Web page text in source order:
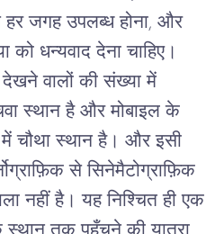
हर जगह उपलब्ध होना, और
को धन्यवाद देना चाहिए।
देखने वालों की संख्या में
स्थान है और मोबाइल के
में चौथा स्थान है। और इसी
से सिनेमैटोग्राफ़िक
नहीं है। यह निश्चित ही एक